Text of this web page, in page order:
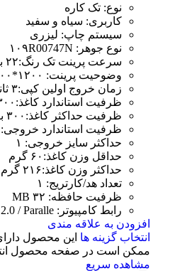
نوع: تک کاره
کاربری: سیاه و سفید
سیستم چاپ: لیزری
نوع جوهر: ۱۰۹R00747N
سرعت پرینت تک رنگ:۲۲ برگ در دقیقه
وضوحیت پرینت: ۱۲۰۰*۱۲۰۰ DPI
زمان خروج اولین کپی:۳ ثانیه
ظرفیت استاندارد کاغذ:۳۰۰ برگ
ظرفیت حداکثر کاغذ:۳۰۰ برگ
ظرفیت استاندارد خروجی:۱۵۰ برگ
حداکثر سایز خروجی: ۱
حداقل وزن کاغذ:۶۰ گرم
حداکثر وزن کاغذ:۲۱۶ گرم
تعداد هد/کارتریج: ۱
ظرفیت حافظه: ۳۲ MB
رابط کامپیوتر: USB 2.0 / Paralle
افزودن به علاقه مندی
انتخاب گزینه ها این محصول
ممکن است در صفحه محصول
مشاهده سریع